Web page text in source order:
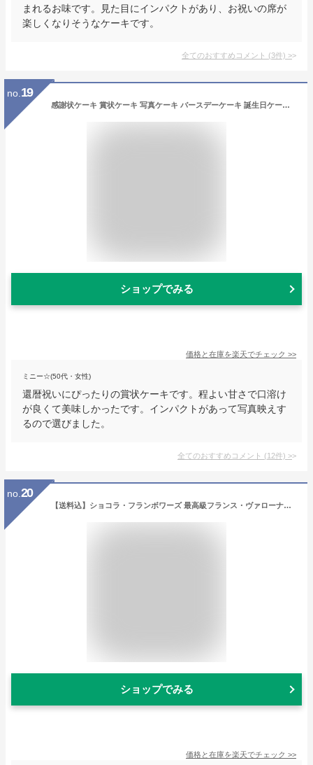
まれるお味です。見た目にインパクトがあり、お祝いの席が
楽しくなりそうなケーキです。
全てのおすすめコメント (3件) >
no. 19
感謝状ケーキ 賞状ケーキ 写真ケーキ バースデーケーキ 誕生日ケーキ 記念日ケーキ 送料無料 母の日 父の日 還暦祝い 古希のお祝い 敬老の日 入学 卒業 就職 お祝い メッセージケーキ チョコ四角いケーキ ケーキ インスタ映え
ショップでみる
価格と在庫を楽天でチェック >>
ミニー☆(50代・女性)
還暦祝いにぴったりの賞状ケーキです。程よい甘さで口溶け
が良くて美味しかったです。インパクトがあって写真映えす
るので選びました。
全てのおすすめコメント (12件) >
no. 20
【送料込】ショコラ・フランボワーズ 最高級フランス・ヴァローナ社のチョコレート使用！木苺の酸味がお口に広がる軽い仕上がりの贅沢なケーキ【直径15cm】 お取り寄せスイーツ 誕生日ケーキ バースデー 還暦祝い 結婚記念日 チョコレートケーキ ムース バレンタイン 母の日
ショップでみる
価格と在庫を楽天でチェック >>